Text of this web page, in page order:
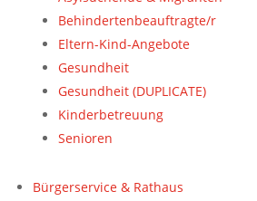
Behindertenbeauftragte/r
Eltern-Kind-Angebote
Gesundheit
Gesundheit (DUPLICATE)
Kinderbetreuung
Senioren
Bürgerservice & Rathaus